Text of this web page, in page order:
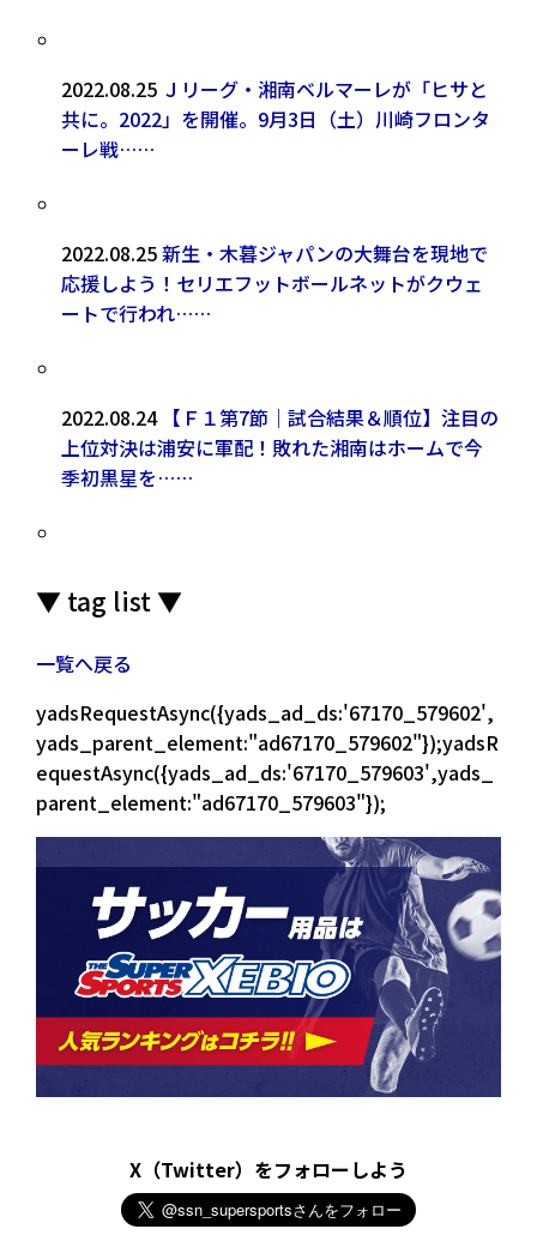
2022.08.25 Ｊリーグ・湘南ベルマーレが「ヒサと
共に。2022」を開催。9月3日（土）川崎フロンタ
ーレ戦……
2022.08.25新生・木暮ジャパンの大舞台を現地で
応援しよう！セリエフットボールネットがクウェ
ートで行われ……
2022.08.24 【Ｆ１第7節｜試合結果＆順位】注目の
上位対決は浦安に軍配！敗れた湘南はホームで今
季初黒星を……
▼ tag list ▼
一覧へ戻る
yadsRequestAsync({yads_ad_ds:'67170_579602',
yads_parent_element:"ad67170_579602"});yadsR
equestAsync({yads_ad_ds:'67170_579603',yads_
parent_element:"ad67170_579603"});
X（Twitter）をフォローしよう